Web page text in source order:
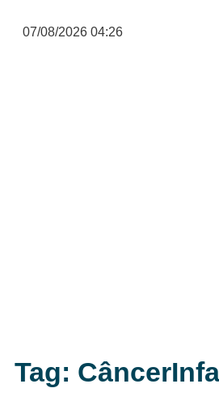
07/08/2026 04:26
Tag: